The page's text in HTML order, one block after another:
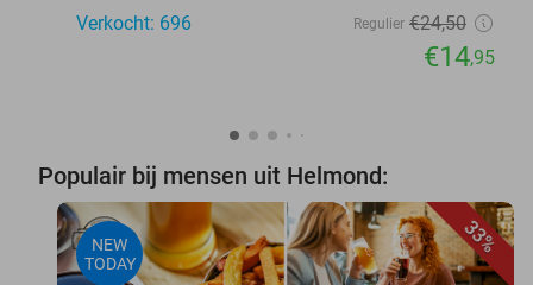
Verkocht: 696 Regulier €24,50
€14,95
Populair bij mensen uit Helmond:
33%
NEW
TODAY